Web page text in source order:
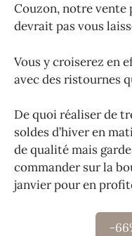
Couzon, notre vente
devrait pas vous
Vous y croiserez en
avec des ristournes
De quoi réaliser de
soldes d’hiver en
de qualité mais
commander sur la
janvier pour en
-